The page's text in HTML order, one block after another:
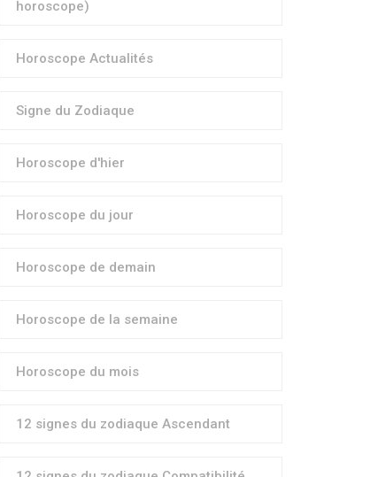
horoscope)
Horoscope Actualités
Signe du Zodiaque
Horoscope d'hier
Horoscope du jour
Horoscope de demain
Horoscope de la semaine
Horoscope du mois
12 signes du zodiaque Ascendant